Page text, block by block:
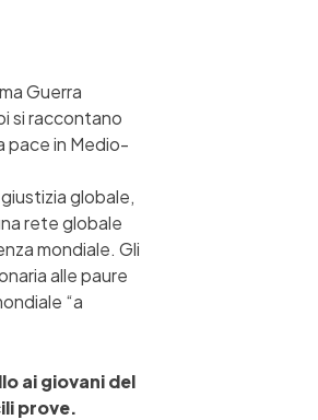
Guerra
si raccontano
pace in Medio-
globale,
rete globale
mondiale. Gli
alle paure
“a
ai giovani del
prove.